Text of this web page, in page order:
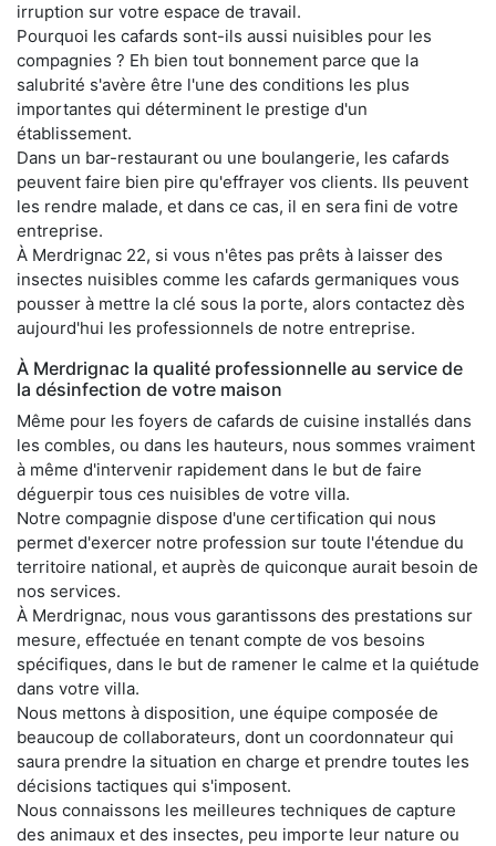
irruption sur votre espace de travail.
Pourquoi les cafards sont-ils aussi nuisibles pour les
compagnies ? Eh bien tout bonnement parce que la
salubrité s'avère être l'une des conditions les plus
importantes qui déterminent le prestige d'un
établissement.
Dans un bar-restaurant ou une boulangerie, les cafards
peuvent faire bien pire qu'effrayer vos clients. Ils peuvent
les rendre malade, et dans ce cas, il en sera fini de votre
entreprise.
À Merdrignac 22, si vous n'êtes pas prêts à laisser des
insectes nuisibles comme les cafards germaniques vous
pousser à mettre la clé sous la porte, alors contactez dès
aujourd'hui les professionnels de notre entreprise.
À Merdrignac la qualité professionnelle au service de
la désinfection de votre maison
Même pour les foyers de cafards de cuisine installés dans
les combles, ou dans les hauteurs, nous sommes vraiment
à même d'intervenir rapidement dans le but de faire
déguerpir tous ces nuisibles de votre villa.
Notre compagnie dispose d'une certification qui nous
permet d'exercer notre profession sur toute l'étendue du
territoire national, et auprès de quiconque aurait besoin de
nos services.
À Merdrignac, nous vous garantissons des prestations sur
mesure, effectuée en tenant compte de vos besoins
spécifiques, dans le but de ramener le calme et la quiétude
dans votre villa.
Nous mettons à disposition, une équipe composée de
beaucoup de collaborateurs, dont un coordonnateur qui
saura prendre la situation en charge et prendre toutes les
décisions tactiques qui s'imposent.
Nous connaissons les meilleures techniques de capture
des animaux et des insectes, peu importe leur nature ou